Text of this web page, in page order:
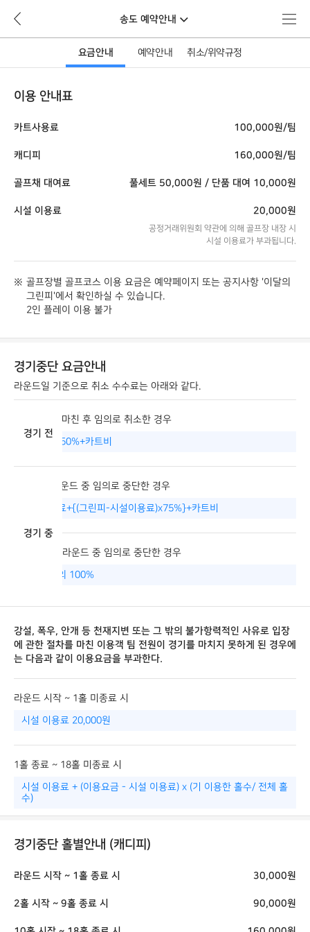
송도 예약안내
뒤
로
가
메
뉴
요금안내 예약안내 취소/위약규정
이용 안내표
카트사용료 100,000원/팀
캐디피 160,000원/팀
골프채 대여료 풀세트 50,000원 / 단품 대여 10,000원
시설 이용료 20,000원
공정거래위원회 약관에 의해 골프장 내장 시
시설 이용료가 부과됩니다.
골프장별 골프코스 이용 요금은 예약페이지 또는 공지사항 '이달의
그린피'에서 확인하실 수 있습니다.
2인 플레이 이용 불가
경기중단 요금안내
라운드일 기준으로 취소 수수료는 아래와 같다.
경기 전
입장절차를 마친 후 임의로 취소한 경우
그린피의 50%+카트비
경기 중
1홀~9홀 라운드 중 임의로 중단한 경우
시설이용료+{(그린피-시설이용료)x75%}+카트비
10홀~18홀 라운드 중 임의로 중단한 경우
이용요금의 100%
강설, 폭우, 안개 등 천재지변 또는 그 밖의 불가항력적인 사유로 입장
에 관한 절차를 마친 이용객 팀 전원이 경기를 마치지 못하게 된 경우에
는 다음과 같이 이용요금을 부과한다.
라운드 시작 ~ 1홀 미종료 시
시설 이용료 20,000원
1홀 종료 ~ 18홀 미종료 시
시설 이용료 + (이용요금 - 시설 이용료) x (기 이용한 홀수/ 전체 홀
수)
경기중단 홀별안내 (캐디피)
라운드 시작 ~ 1홀 종료 시 30,000원
2홀 시작 ~ 9홀 종료 시 90,000원